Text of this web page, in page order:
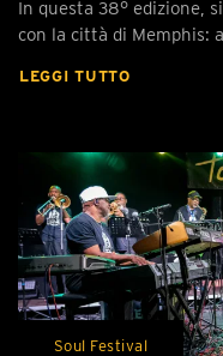
In questa 38° edizione,
con la città di Memphis:
LEGGI TUTTO
Soul Festival